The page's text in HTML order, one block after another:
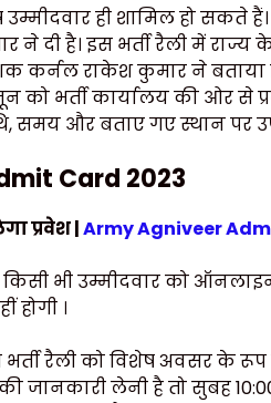
ही शामिल हो सकते
दी है। इस भर्ती रैली में राज्य
कर्नल राकेश कुमार ने बताया
को भर्ती कार्यालय की ओर से
समय और बताए गए स्थान पर
Card 2023
प्रवेश |Army Agniveer
किसी भी उम्मीदवार को
होगी ।
भर्ती रैली को विशेष अवसर के रूप
जानकारी लेनी है तो सुबह